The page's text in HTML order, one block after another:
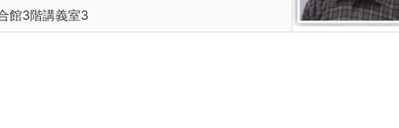
館3階講義室3